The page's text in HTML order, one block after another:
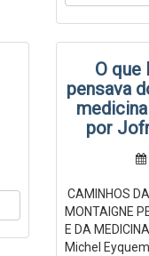
O que
pensava
por
CAMINHOS
MONTAIGNE
E DA
Michel